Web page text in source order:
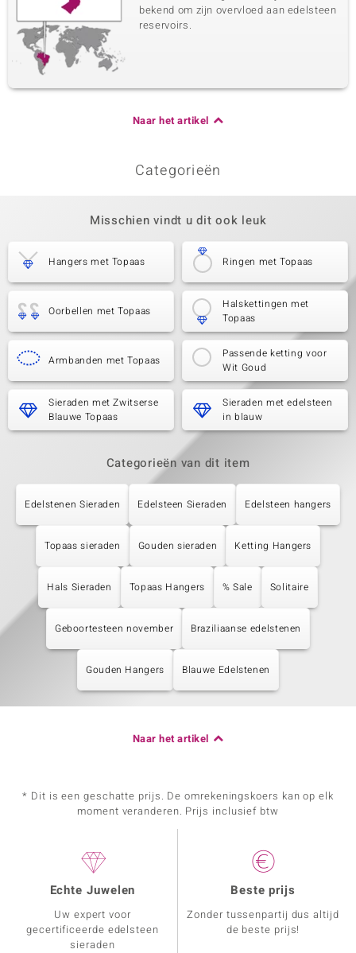
bekend om zijn overvloed aan edelsteen
reservoirs.
Naar het artikel
Categorieën
Misschien vindt u dit ook leuk
Hangers met Topaas Ringen met Topaas
Oorbellen met Topaas
Halskettingen met
Topaas
Armbanden met Topaas
Passende ketting voor
Wit Goud
Sieraden met Zwitserse
Blauwe Topaas
Sieraden met edelsteen
in blauw
Categorieën van dit item
Edelstenen Sieraden Edelsteen Sieraden Edelsteen hangers
Topaas sieraden Gouden sieraden Ketting Hangers
Hals Sieraden Topaas Hangers % Sale Solitaire
Geboortesteen november Braziliaanse edelstenen
Gouden Hangers Blauwe Edelstenen
Naar het artikel
* Dit is een geschatte prijs. De omrekeningskoers kan op elk
moment veranderen. Prijs inclusief btw
Echte Juwelen
Uw expert voor
gecertificeerde edelsteen
sieraden
Beste prijs
Zonder tussenpartij dus altijd
de beste prijs!